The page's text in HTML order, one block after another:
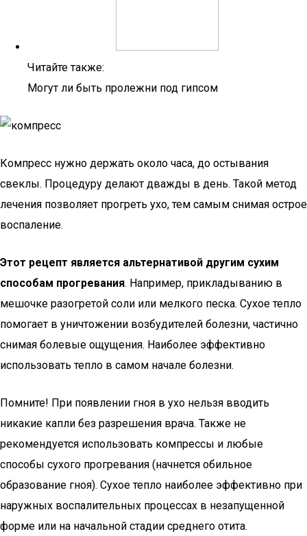
Читайте также:
Могут ли быть пролежни под гипсом
Компресс нужно держать около часа, до остывания
свеклы. Процедуру делают дважды в день. Такой метод
лечения позволяет прогреть ухо, тем самым снимая острое
воспаление.
Этот рецепт является альтернативой другим сухим
способам прогревания. Например, прикладыванию в
мешочке разогретой соли или мелкого песка. Сухое тепло
помогает в уничтожении возбудителей болезни, частично
снимая болевые ощущения. Наиболее эффективно
использовать тепло в самом начале болезни.
Помните! При появлении гноя в ухо нельзя вводить
никакие капли без разрешения врача. Также не
рекомендуется использовать компрессы и любые
способы сухого прогревания (начнется обильное
образование гноя). Сухое тепло наиболее эффективно при
наружных воспалительных процессах в незапущенной
форме или на начальной стадии среднего отита.